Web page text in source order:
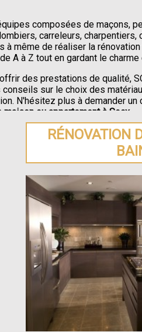
composées de maçons,
carreleurs, charpentiers,
à même de réaliser la
A à Z tout en gardant le charme
des prestations de qualité,
sur le choix des
N'hésitez plus à demander un
maison ou appartement à Socx.
RÉNOVATION